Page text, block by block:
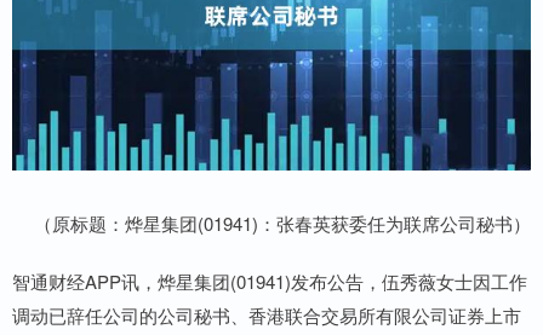
（原标题：烨星集团(01941)：张春英获委任为联席公司秘书）
智通财经APP讯，烨星集团(01941)发布公告，伍秀薇女士因工作
调动已辞任公司的公司秘书、香港联合交易所有限公司证券上市